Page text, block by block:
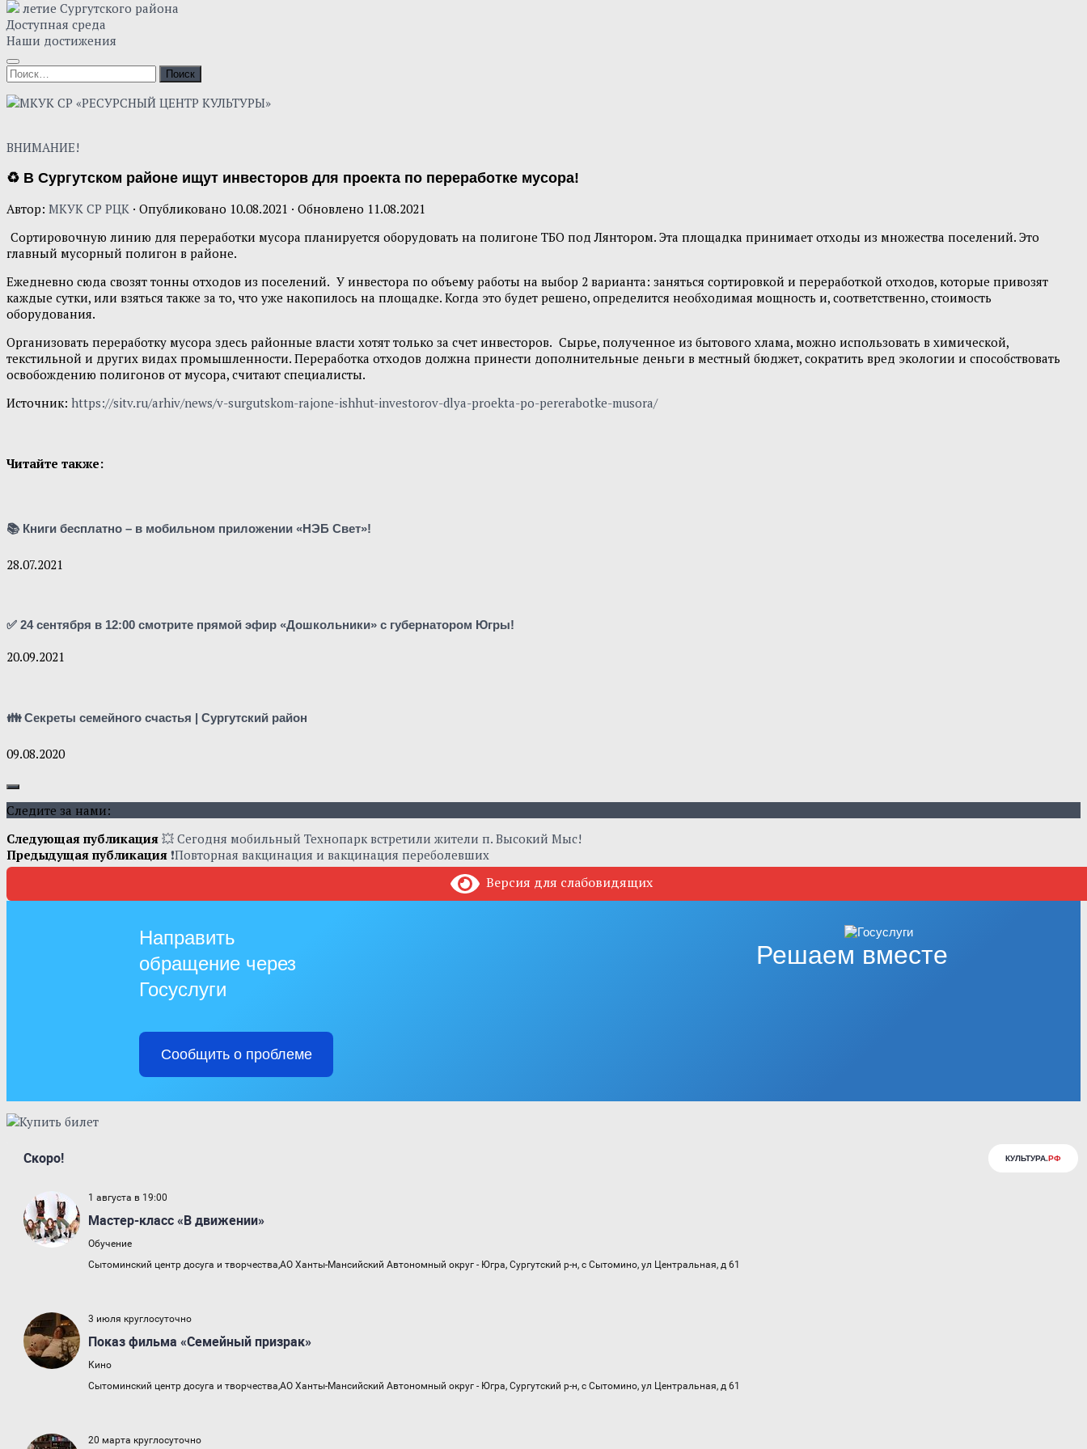
летие Сургутского района
Доступная среда
Наши достижения
ВНИМАНИЕ!
♻ В Сургутском районе ищут инвесторов для проекта по переработке мусора!
Автор: МКУК СР РЦК · Опубликовано 10.08.2021 · Обновлено 11.08.2021
Сортировочную линию для переработки мусора планируется оборудовать на полигоне ТБО под Лянтором. Эта площадка принимает отходы из множества поселений. Это
главный мусорный полигон в районе.
Ежедневно сюда свозят тонны отходов из поселений. У инвестора по объему работы на выбор 2 варианта: заняться сортировкой и переработкой отходов, которые привозят
каждые сутки, или взяться также за то, что уже накопилось на площадке. Когда это будет решено, определится необходимая мощность и, соответственно, стоимость
оборудования.
Организовать переработку мусора здесь районные власти хотят только за счет инвесторов. Сырье, полученное из бытового хлама, можно использовать в химической,
текстильной и других видах промышленности. Переработка отходов должна принести дополнительные деньги в местный бюджет, сократить вред экологии и способствовать
освобождению полигонов от мусора, считают специалисты.
Источник: https://sitv.ru/arhiv/news/v-surgutskom-rajone-ishhut-investorov-dlya-proekta-po-pererabotke-musora/
Читайте также:
📚 Книги бесплатно – в мобильном приложении «НЭБ Свет»!
28.07.2021
✅ 24 сентября в 12:00 смотрите прямой эфир «Дошкольники» с губернатором Югры!
20.09.2021
👪 Секреты семейного счастья | Сургутский район
09.08.2020
Следите за нами:
Следующая публикация 💥 Сегодня мобильный Технопарк встретили жители п. Высокий Мыс!
Предыдущая публикация ❗Повторная вакцинация и вакцинация переболевших
Версия для слабовидящих
Решаем вместе
Направить
обращение через
Госуслуги
Сообщить о проблеме